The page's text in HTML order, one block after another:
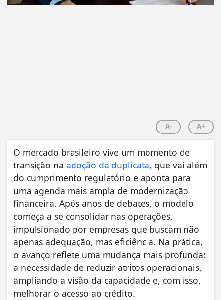
A- A+
O mercado brasileiro vive um momento de
transição na adoção da duplicata, que vai além
do cumprimento regulatório e aponta para
uma agenda mais ampla de modernização
financeira. Após anos de debates, o modelo
começa a se consolidar nas operações,
impulsionado por empresas que buscam não
apenas adequação, mas eficiência. Na prática,
o avanço reflete uma mudança mais profunda:
a necessidade de reduzir atritos operacionais,
ampliando a visão da capacidade e, com isso,
melhorar o acesso ao crédito.